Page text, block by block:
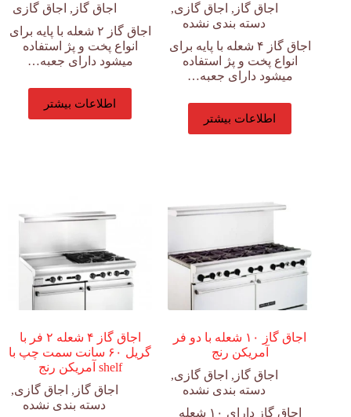
اجاق گاز , اجاق گازی,
دسته بندی نشده
اجاق گاز ۴ شعله با پایه برای
انواع پخت و پژ استفاده
میشود دارای جعبه…
اطلاعات بیشتر
اجاق گاز , اجاق گازی
اجاق گاز ۲ شعله با پایه برای
انواع پخت و پژ استفاده
میشود دارای جعبه…
اطلاعات بیشتر
اجاق گاز ۱۰ شعله با دو فر
آمریکن رنج
اجاق گاز , اجاق گازی,
دسته بندی نشده
اجاق گاز دارای ۱۰ شعله
اجاق گاز ۴ شعله ۲ فر با
گریل ۶۰ سانت سمت چپ با
shelf آمریکن رنج
اجاق گاز , اجاق گازی,
دسته بندی نشده